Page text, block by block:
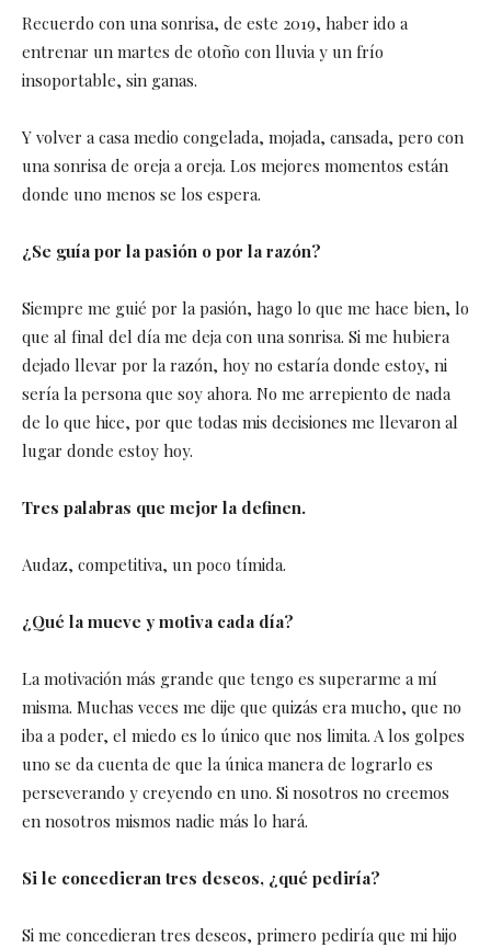
Recuerdo con una sonrisa, de este 2019, haber ido a
entrenar un martes de otoño con lluvia y un frío
insoportable, sin ganas.
Y volver a casa medio congelada, mojada, cansada, pero con
una sonrisa de oreja a oreja. Los mejores momentos están
donde uno menos se los espera.
¿Se guía por la pasión o por la razón?
Siempre me guié por la pasión, hago lo que me hace bien, lo
que al final del día me deja con una sonrisa. Si me hubiera
dejado llevar por la razón, hoy no estaría donde estoy, ni
sería la persona que soy ahora. No me arrepiento de nada
de lo que hice, por que todas mis decisiones me llevaron al
lugar donde estoy hoy.
Tres palabras que mejor la definen.
Audaz, competitiva, un poco tímida.
¿Qué la mueve y motiva cada día?
La motivación más grande que tengo es superarme a mí
misma. Muchas veces me dije que quizás era mucho, que no
iba a poder, el miedo es lo único que nos limita. A los golpes
uno se da cuenta de que la única manera de lograrlo es
perseverando y creyendo en uno. Si nosotros no creemos
en nosotros mismos nadie más lo hará.
Si le concedieran tres deseos, ¿qué pediría?
Si me concedieran tres deseos, primero pediría que mi hijo